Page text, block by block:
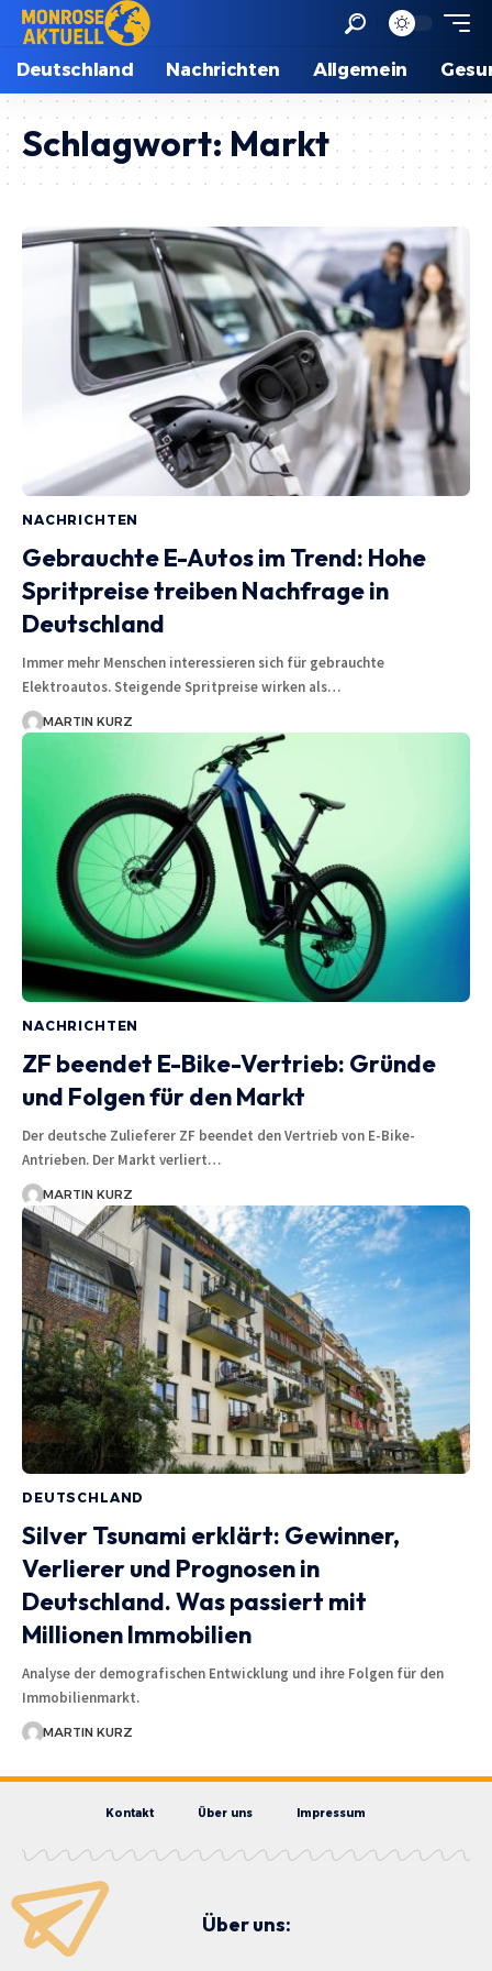
Deutschland Nachrichten Allgemein
Schlagwort: Markt
NACHRICHTEN
Gebrauchte E-Autos im Trend: Hohe
Spritpreise treiben Nachfrage in
Deutschland
Immer mehr Menschen interessieren sich für gebrauchte
Elektroautos. Steigende Spritpreise wirken als…
MARTIN KURZ
NACHRICHTEN
ZF beendet E-Bike-Vertrieb: Gründe
und Folgen für den Markt
Der deutsche Zulieferer ZF beendet den Vertrieb von E-Bike-
Antrieben. Der Markt verliert…
MARTIN KURZ
DEUTSCHLAND
Silver Tsunami erklärt: Gewinner,
Verlierer und Prognosen in
Deutschland. Was passiert mit
Millionen Immobilien
Analyse der demografischen Entwicklung und ihre Folgen für den
Immobilienmarkt.
MARTIN KURZ
Kontakt Über uns Impressum
Über uns: